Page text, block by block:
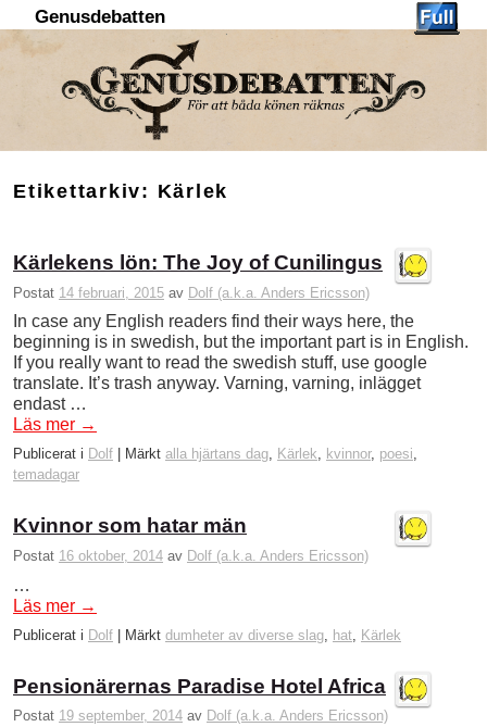
Genusdebatten
Etikettarkiv: Kärlek
Kärlekens lön: The Joy of Cunilingus
Postat 14 februari, 2015 av Dolf (a.k.a. Anders Ericsson)
In case any English readers find their ways here, the
beginning is in swedish, but the important part is in English.
If you really want to read the swedish stuff, use google
translate. It’s trash anyway. Varning, varning, inlägget
endast …
Läs mer →
Publicerat i Dolf Märkt alla hjärtans dag, Kärlek, kvinnor, poesi,
temadagar
Kvinnor som hatar män
Postat 16 oktober, 2014 av Dolf (a.k.a. Anders Ericsson)
…
Läs mer →
Publicerat i Dolf Märkt dumheter av diverse slag hat Kärlek
Pensionärernas Paradise Hotel Africa
Postat 19 september, 2014 av Dolf (a.k.a. Anders Ericsson)